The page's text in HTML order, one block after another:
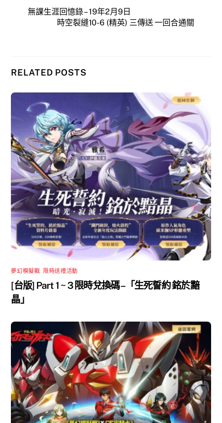
無課生涯回憶錄 – 19年2月9日
時空裂縫10-6 (精英) 三傳送 一回合通關
RELATED POSTS
夢幻模擬戰 限時送禮活動
[台版] Part 1 ~ 3 限時兌換碼 –「生死誓約 銘於黯
晶」